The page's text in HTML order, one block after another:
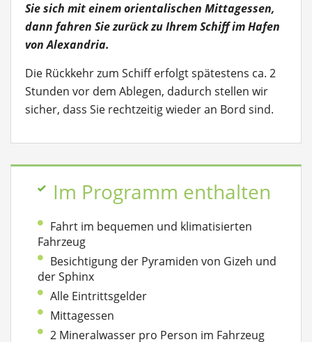
Sie sich mit einem orientalischen Mittagessen,
dann fahren Sie zurück zu Ihrem Schiff im Hafen
von Alexandria.
Die Rückkehr zum Schiff erfolgt spätestens ca. 2
Stunden vor dem Ablegen, dadurch stellen wir
sicher, dass Sie rechtzeitig wieder an Bord sind.
Im Programm enthalten
Fahrt im bequemen und klimatisierten
Fahrzeug
Besichtigung der Pyramiden von Gizeh und
der Sphinx
Alle Eintrittsgelder
Mittagessen
2 Mineralwasser pro Person im Fahrzeug